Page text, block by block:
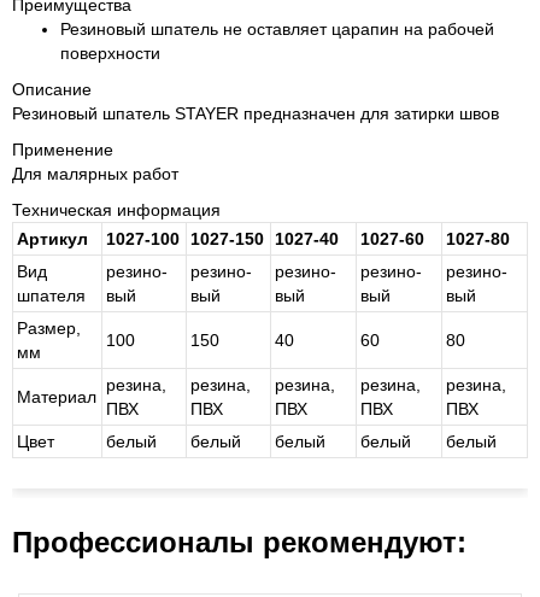
Преимущества
Резиновый шпатель не оставляет царапин на рабочей
поверхности
Описание
Резиновый шпатель STAYER предназначен для затирки швов
Применение
Для малярных работ
Техническая информация
Артикул
1027-100 1027-150 1027-40 1027-60
1027-80
Вид
шпателя
ре­зи­но­
вый
ре­зи­но­
вый
ре­зи­но­
вый
ре­зи­но­
вый
ре­зи­но­
вый
Размер,
мм
100 150 40 60 80
Материал
ре­зи­на,
ПВХ
ре­зи­на,
ПВХ
ре­зи­на,
ПВХ
ре­зи­на,
ПВХ
ре­зи­на,
ПВХ
Цвет
бе­лый бе­лый бе­лый бе­лый бе­лый
Профессионалы рекомендуют: